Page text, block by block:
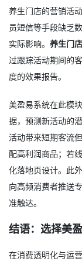
养生门店的营销活
员短信等手段缺乏
实际影响。 养生门
过跟踪活动期间的
度的效果报告。
美盈易系统在此模
据，预测新活动的
活动带来短期客流
配高利润商品；若
化落地页设计。此
向高频消费者推送
准触达。
结语：选择美
在消费透明化与运